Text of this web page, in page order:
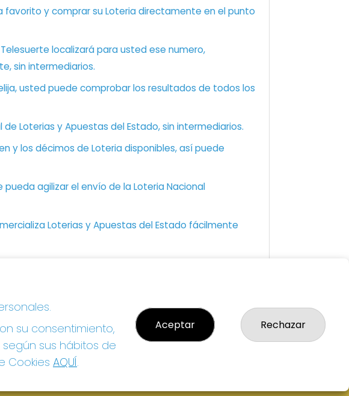
favorito y comprar su Loteria directamente en el punto
localizará para usted ese numero,
sin intermediarios.
usted puede comprobar los resultados de todos los
Loterias y Apuestas del Estado, sin intermediarios.
y los décimos de Loteria disponibles, así puede
agilizar el envío de la Loteria Nacional
Loterias y Apuestas del Estado fácilmente
DE
Política de Privacidad
Política de Cookies
Condiciones de Compra
Tienda de Lotería Nacional
su consentimiento,
sus hábitos de
Cookies AQUÍ.
Aceptar Rechazar